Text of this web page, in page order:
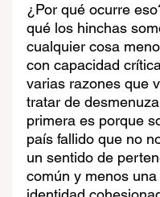
¿Por qué ocurre
qué los hinchas
cualquier cosa
con capacidad
varias razones que
tratar de
primera es porque
país fallido que no
un sentido de
común y menos una